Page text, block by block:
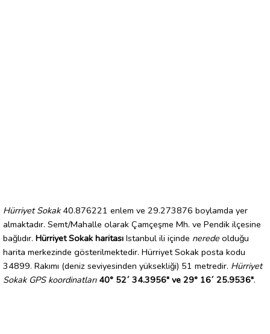
Hürriyet Sokak40.876221 enlem ve 29.273876 boylamda yer
almaktadır. Semt/Mahalle olarak Çamçeşme Mh. ve Pendik ilçesine
bağlıdır. Hürriyet Sokak haritası Istanbul ili içinde nerede olduğu
harita merkezinde gösterilmektedir. Hürriyet Sokak posta kodu
34899. Rakımı (deniz seviyesinden yüksekliği) 51 metredir. Hürriyet
Sokak GPS koordinatları 40° 52´ 34.3956" ve 29° 16´ 25.9536".